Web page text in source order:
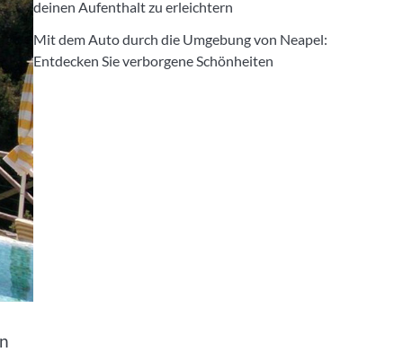
deinen Aufenthalt zu erleichtern
Mit dem Auto durch die Umgebung von Neapel:
Entdecken Sie verborgene Schönheiten